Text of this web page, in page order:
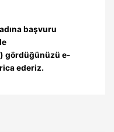
başvuru
gördüğünüzü e-
ederiz.